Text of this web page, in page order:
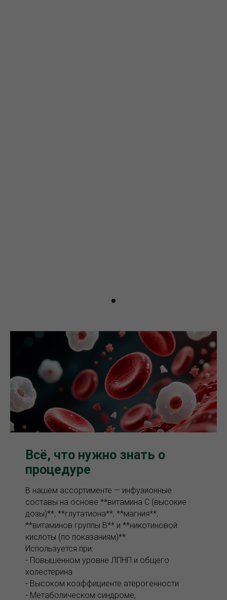
Всё, что нужно знать о
процедуре
В нашем ассортименте — инфузионные
составы на основе **витамина С (высокие
дозы)**, **глутатиона**, **магния**,
**витаминов группы B** и **никотиновой
кислоты (по показаниям)**.
Используется при:
- Повышенном уровне ЛПНП и общего
холестерина
- Высоком коэффициенте атерогенности
- Метаболическом синдроме,